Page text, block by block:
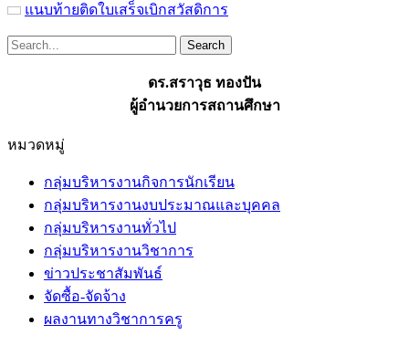
แนบท้ายติดใบเสร็จเบิกสวัสดิการ
ดร.สราวุธ ทองปัน
ผู้อำนวยการสถานศึกษา
หมวดหมู่
กลุ่มบริหารงานกิจการนักเรียน
กลุ่มบริหารงานงบประมาณและบุคคล
กลุ่มบริหารงานทั่วไป
กลุ่มบริหารงานวิชาการ
ข่าวประชาสัมพันธ์
จัดซื้อ-จัดจ้าง
ผลงานทางวิชาการครู